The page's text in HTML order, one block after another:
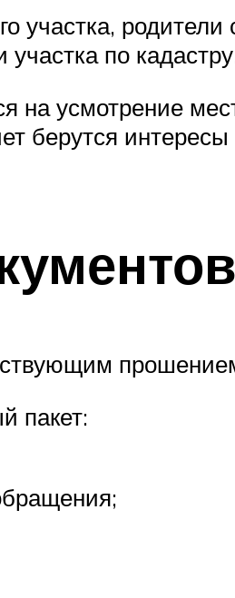
участка, родители
по
усмотрение
берутся
пакет: